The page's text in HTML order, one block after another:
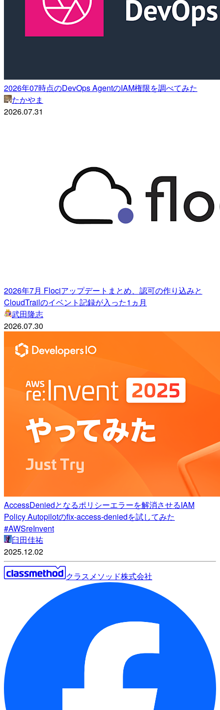
2026年07時点のDevOps AgentのIAM権限を調べてみた
たかやま
2026.07.31
2026年7月 Flociアップデートまとめ、認可の作り込みと
CloudTrailのイベント記録が入った1ヵ月
武田隆志
2026.07.30
AccessDeniedとなるポリシーエラーを解消させるIAM
Policy Autopilotのfix-access-deniedを試してみた
#AWSreInvent
臼田佳祐
2025.12.02
クラスメソッド株式会社